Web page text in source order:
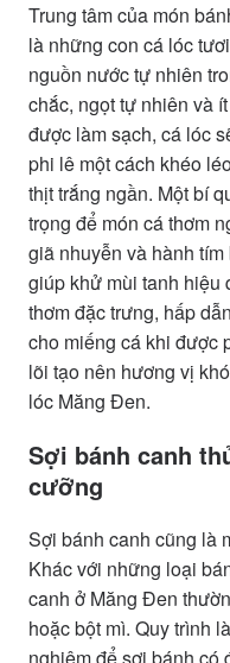
Trung tâm của món
là những con cá lóc
nguồn nước tự nhiên
chắc, ngọt tự nhiên và
được làm sạch, cá lóc
phi lê một cách khéo
thịt trắng ngần. Một bí
trọng để món cá thơm
giã nhuyễn và hành
giúp khử mùi tanh hiệu
thơm đặc trưng, hấp
cho miếng cá khi được
lõi tạo nên hương vị
lóc Măng Đen.
Sợi bánh canh
cưỡng
Sợi bánh canh cũng là
Khác với những loại
canh ở Măng Đen
hoặc bột mì. Quy trình